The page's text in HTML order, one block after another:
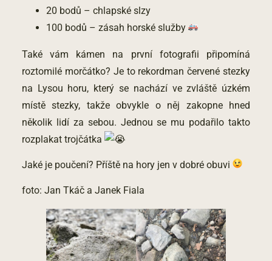
20 bodů – chlapské slzy
100 bodů – zásah horské služby
Také vám kámen na první fotografii připomíná
roztomilé morčátko? Je to rekordman červené stezky
na Lysou horu, který se nachází ve zvláště úzkém
místě stezky, takže obvykle o něj zakopne hned
několik lidí za sebou. Jednou se mu podařilo takto
rozplakat trojčátka
Jaké je poučení? Příště na hory jen v dobré obuvi
foto: Jan Tkáč a Janek Fiala